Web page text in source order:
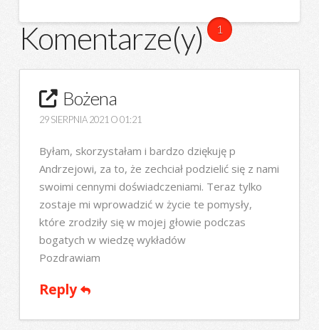
Komentarze(y) 1
Bożena
29 SIERPNIA 2021 O 01:21
Byłam, skorzystałam i bardzo dziękuję p
Andrzejowi, za to, że zechciał podzielić się z nami
swoimi cennymi doświadczeniami. Teraz tylko
zostaje mi wprowadzić w życie te pomysły,
które zrodziły się w mojej głowie podczas
bogatych w wiedzę wykładów
Pozdrawiam
Reply